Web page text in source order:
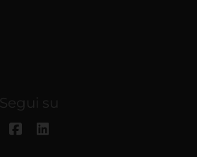
Segui su